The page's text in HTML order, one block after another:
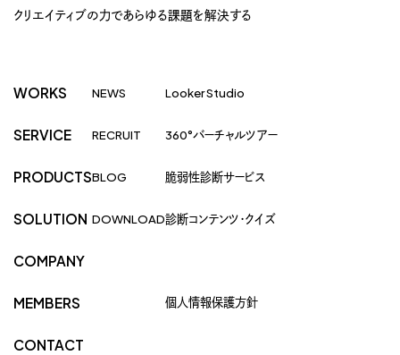
クリエイティブの力であらゆる課題を解決する
WORKS
SERVICE
PRODUCTS
SOLUTION
COMPANY
MEMBERS
CONTACT
NEWS
RECRUIT
BLOG
DOWNLOAD
Looker Studio
360°バーチャルツアー
脆弱性診断サービス
診断コンテンツ・クイズ
個人情報保護方針